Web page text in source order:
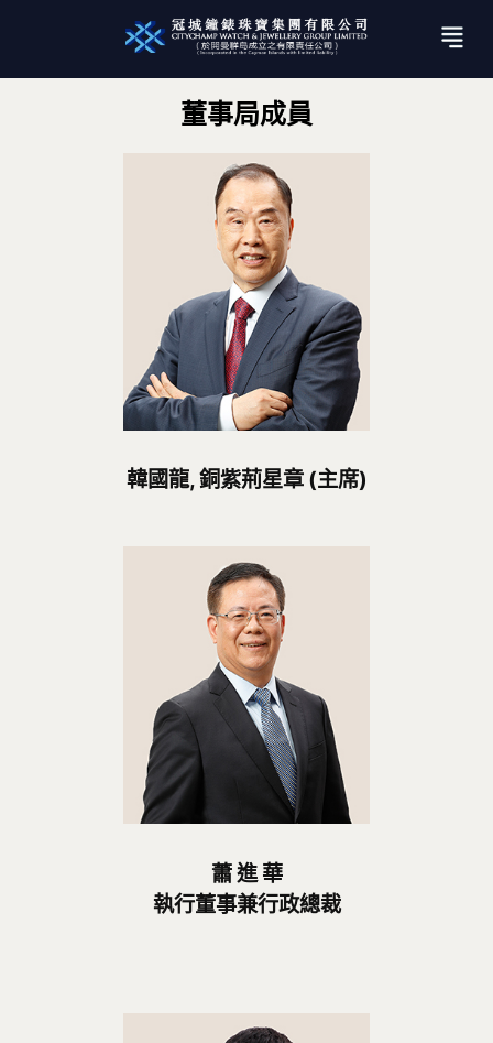
董事局成員
韓國龍, 銅紫荊星章 (主席)
蕭 進 華
執行董事兼行政總裁